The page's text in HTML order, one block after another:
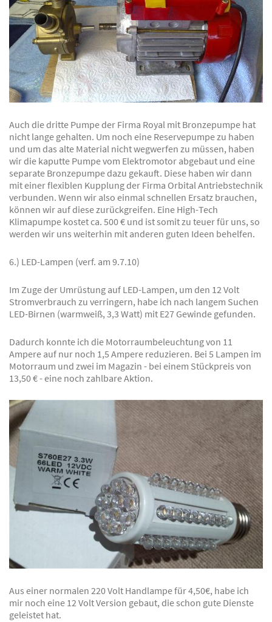
Auch die dritte Pumpe der Firma Royal mit Bronzepumpe hat
nicht lange gehalten. Um noch eine Reservepumpe zu haben
und um das alte Material nicht wegwerfen zu müssen, haben
wir die kaputte Pumpe vom Elektromotor abgebaut und eine
separate Bronzepumpe dazu gekauft. Diese haben wir dann
mit einer flexiblen Kupplung der Firma Orbital Antriebstechnik
verbunden. Wenn wir also einmal schnellen Ersatz brauchen,
können wir auf diese zurückgreifen. Eine High-Tech
Klimapumpe kostet ca. 500 € und ist somit zu teuer für uns, so
werden wir uns weiterhin mit anderen guten Ideen behelfen.
6.) LED-Lampen (verf. am 9.7.10)
Im Zuge der Umrüstung auf LED-Lampen, um den 12 Volt
Stromverbrauch zu verringern, habe ich nach langem Suchen
LED-Birnen (warmweiß, 3,3 Watt) mit E27 Gewinde gefunden.
Dadurch konnte ich die Motorraumbeleuchtung von 11
Ampere auf nur noch 1,5 Ampere reduzieren. Bei 5 Lampen im
Motorraum und zwei im Magazin - bei einem Stückpreis von
13,50 € - eine noch zahlbare Aktion.
Aus einer normalen 220 Volt Handlampe für 4,50€, habe ich
mir noch eine 12 Volt Version gebaut, die schon gute Dienste
geleistet hat.